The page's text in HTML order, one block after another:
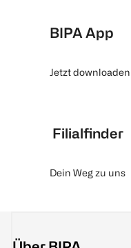
BIPA App
Jetzt downloaden
Filialfinder
Dein Weg zu uns